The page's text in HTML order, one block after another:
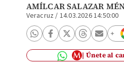
AMÍLCAR SALAZAR
Veracruz / 14.03.2026 14:50:00
Únete al